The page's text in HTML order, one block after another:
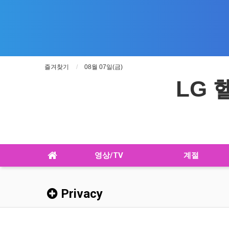
즐겨찾기 08월 07일(금)
LG
영상/TV 계절
Privacy